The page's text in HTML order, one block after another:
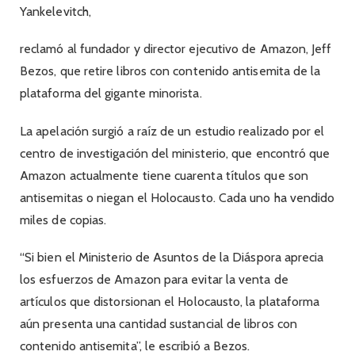
Yankelevitch,
reclamó al fundador y director ejecutivo de Amazon, Jeff
Bezos, que retire libros con contenido antisemita de la
plataforma del gigante minorista.
La apelación surgió a raíz de un estudio realizado por el
centro de investigación del ministerio, que encontró que
Amazon actualmente tiene cuarenta títulos que son
antisemitas o niegan el Holocausto. Cada uno ha vendido
miles de copias.
“Si bien el Ministerio de Asuntos de la Diáspora aprecia
los esfuerzos de Amazon para evitar la venta de
artículos que distorsionan el Holocausto, la plataforma
aún presenta una cantidad sustancial de libros con
contenido antisemita”, le escribió a Bezos.